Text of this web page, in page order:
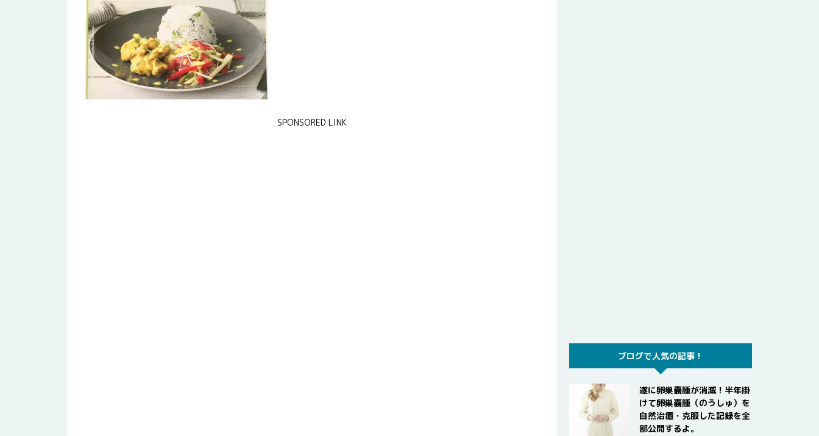
SPONSORED LINK
ブログで人気の記事！
遂に卵巣嚢腫が消滅！半年掛
けて卵巣嚢腫（のうしゅ）を
自然治癒・克服した記録を全
部公開するよ。